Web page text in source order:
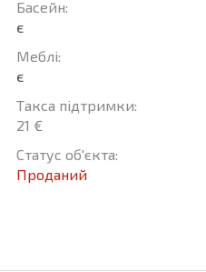
Баcейн:
є
Меблі:
є
Такса підтримки:
21 €
Статус об'єкта:
Проданий